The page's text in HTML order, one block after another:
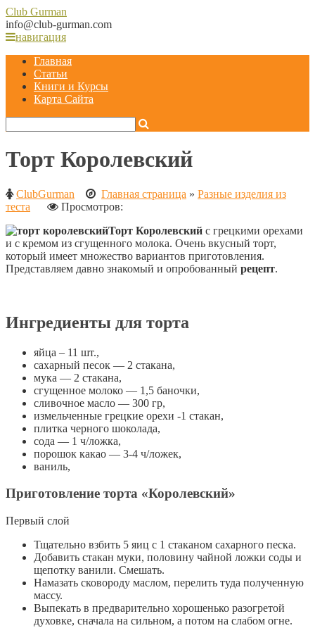
Club Gurman
info@club-gurman.com
навигация
Главная
Статьи
Книги и Курсы
Карта Сайта
Торт Королевский
ClubGurman Главная страница » Разные изделия из
теста
Просмотров:
Торт Королевский с грецкими орехами
и с кремом из сгущенного молока. Очень вкусный торт,
который имеет множество вариантов приготовления.
Представляем давно знакомый и опробованный рецепт.
Ингредиенты для торта
яйца – 11 шт.,
сахарный песок — 2 стакана,
мука — 2 стакана,
сгущенное молоко — 1,5 баночки,
сливочное масло — 300 гр,
измельченные грецкие орехи -1 стакан,
плитка черного шоколада,
сода — 1 ч/ложка,
порошок какао — 3-4 ч/ложек,
ваниль,
Приготовление торта «Королевский»
Первый слой
Тщательно взбить 5 яиц с 1 стаканом сахарного песка.
Добавить стакан муки, половину чайной ложки соды и
щепотку ванили. Смешать.
Намазать сковороду маслом, перелить туда полученную
массу.
Выпекать в предварительно хорошенько разогретой
духовке, сначала на сильном, а потом на слабом огне.